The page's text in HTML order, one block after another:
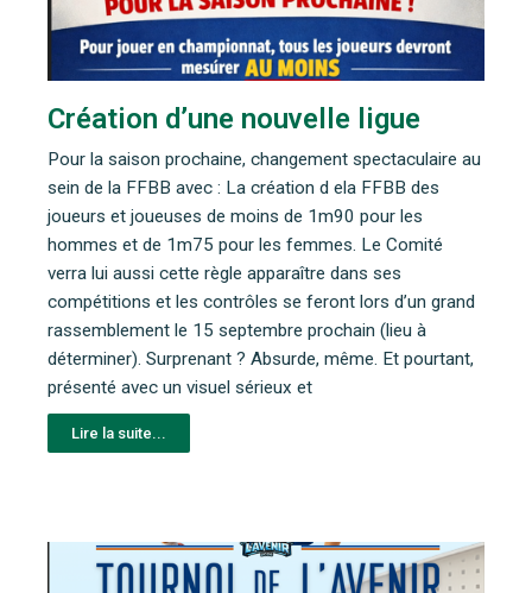
Création d’une nouvelle ligue
Pour la saison prochaine, changement spectaculaire au
sein de la FFBB avec : La création d ela FFBB des
joueurs et joueuses de moins de 1m90 pour les
hommes et de 1m75 pour les femmes. Le Comité
verra lui aussi cette règle apparaître dans ses
compétitions et les contrôles se feront lors d’un grand
rassemblement le 15 septembre prochain (lieu à
déterminer). Surprenant ? Absurde, même. Et pourtant,
présenté avec un visuel sérieux et
Lire la suite...